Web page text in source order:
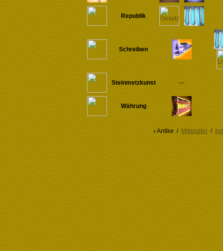
Republik
Schreiben
Steinmetzkunst ---
Währung
Antike / Mittelalter /